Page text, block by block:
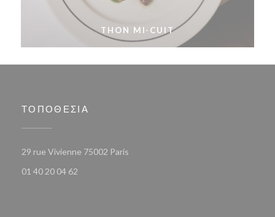
THON MI-CUIT
ΤΟΠΟΘΕΣΊΑ
29 rue Vivienne 75002 Paris
01 40 20 04 62